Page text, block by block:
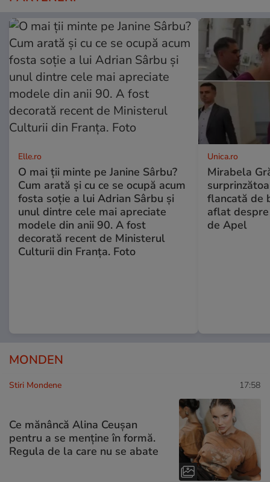
Elle.ro
O mai ții minte pe Janine Sârbu?
Cum arată și cu ce se ocupă acum
fosta soție a lui Adrian Sârbu și
unul dintre cele mai apreciate
modele din anii 90. A fost
decorată recent de Ministerul
Culturii din Franța. Foto
Unica.ro
Mirabela
flancată de
aflat
de Apel
MONDEN
Stiri Mondene 17:58
Ce mănâncă Alina Ceușan
pentru a se menține în formă.
Regula de la care nu se abate